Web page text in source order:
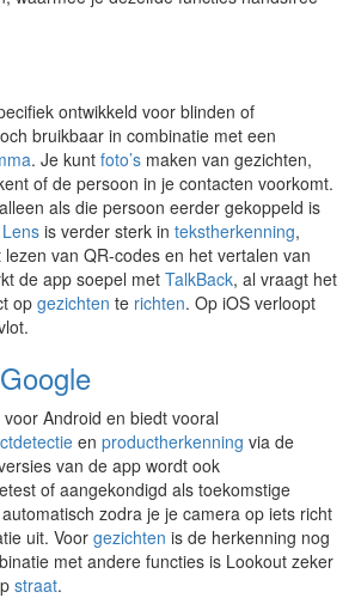
ontwikkeld voor blinden of
bruikbaar in combinatie met een
. Je kunt foto’s maken van gezichten,
of de persoon in je contacten voorkomt.
als die persoon eerder gekoppeld is
is verder sterk in tekstherkenning,
lezen van QR-codes en het vertalen van
de app soepel met TalkBack, al vraagt het
op gezichten te richten. Op iOS verloopt
Android en biedt vooral
en productherkenning via de
van de app wordt ook
of aangekondigd als toekomstige
zodra je je camera op iets richt
uit. Voor gezichten is de herkenning nog
met andere functies is Lookout zeker
straat.